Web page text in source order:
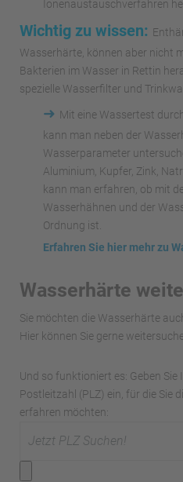
Ionenaustauschverfahren
Wichtig zu wissen:
Wasserhärte, können aber nicht
Bakterien im Wasser in Rettin
spezielle Wasserfilter und
➜ Mit eine Wassertest
kann man neben der
Wasserparameter
Aluminium, Kupfer, Zink,
kann man erfahren, ob mit
Wasserhähnen und der
Ordnung ist.
Erfahren Sie hier mehr zu
Wasserhärte
Sie möchten die Wasserhärte
Hier können Sie gerne
Und so funktioniert es: Geben Sie
Postleitzahl (PLZ) ein, für die Sie
erfahren möchten: